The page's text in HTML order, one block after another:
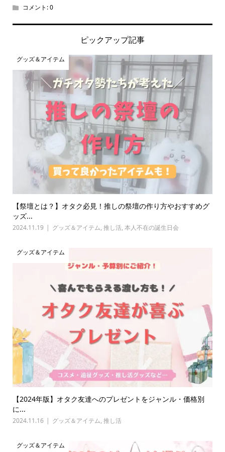
コメント:0
ピックアップ記事
グッズ＆アイテム
【祭壇とは？】オタク必見！推しの祭壇の作り方やおすすめグ
ッズ...
2024.11.19 グッズ＆アイテム, 推し活, 本人不在の誕生日会
グッズ＆アイテム
【2024年版】オタク友達へのプレゼントをジャンル・価格別
に...
2024.11.16 グッズ＆アイテム, 推し活
グッズ＆アイテム